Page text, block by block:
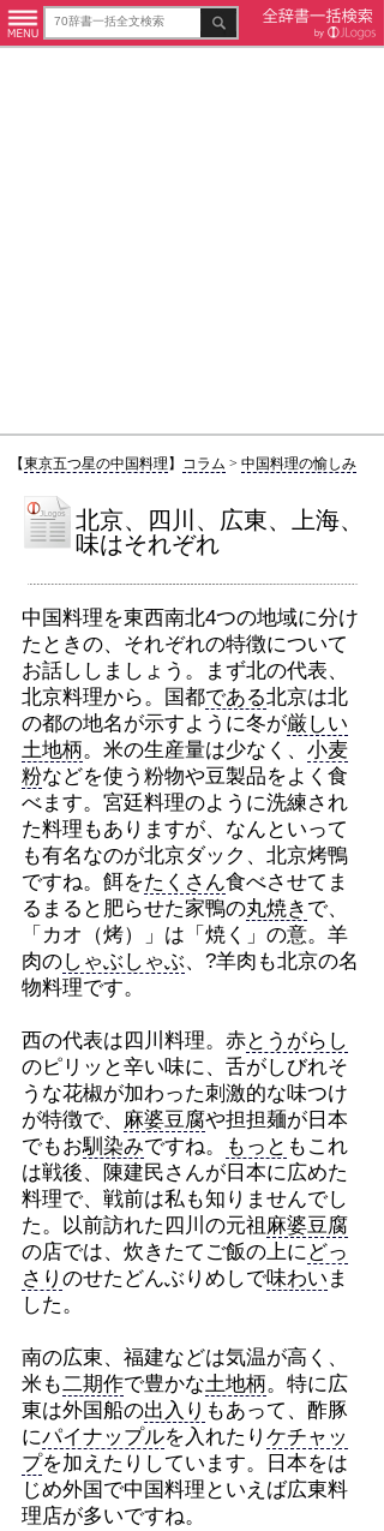
【東京五つ星の中国料理 】 コラム > 中国料理の愉しみ
北京、四川、広東、上海、
味はそれぞれ
中国料理を東西南北4つの地域に分け
たときの、それぞれの特徴について
お話ししましょう。まず北の代表、
北京料理から。国都である北京は北
の都の地名が示すように冬が厳しい
土地柄。米の生産量は少なく、 小麦
粉などを使う粉物や豆製品をよく食
べます。宮廷料理のように洗練され
た料理もありますが、なんといって
も有名なのが北京ダック、北京烤鴨
ですね。餌をたくさん食べさせてま
るまると肥らせた家鴨の丸焼き で、
「カオ（烤）」は「焼く」の意。羊
肉のしゃぶしゃぶ、?羊肉も北京の名
物料理です。
西の代表は四川料理。赤とうがらし
のピリッと辛い味に、舌がしびれそ
うな花椒が加わった刺激的な味つけ
が特徴で、 麻婆豆腐や担担麺が日本
でもお馴染みですね。 もっと もこれ
は戦後、陳建民さんが日本に広めた
料理で、戦前は私も知りませんでし
た。以前訪れた四川の元祖 麻婆豆腐
の店では、炊きたてご飯の上にどっ
さり のせたどんぶりめしで味わい ま
した。
南の広東、福建などは気温が高く、
米も二期作で豊かな土地柄。特に広
東は外国船の出入り もあって、酢豚
にパイナップルを入れたり ケチャッ
プを加えたりしています。日本をは
じめ外国で中国料理といえば広東料
理店が多いですね。